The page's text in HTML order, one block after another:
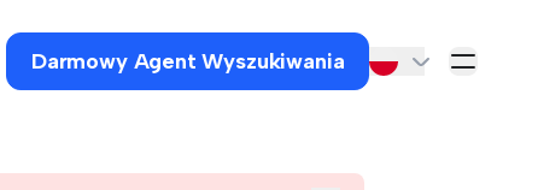
Darmowy Agent Wyszukiwania